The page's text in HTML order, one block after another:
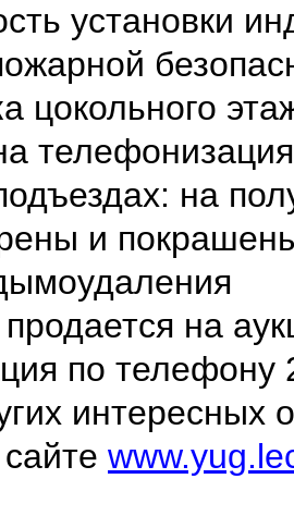
установки
цокольного
на
и
на
по телефону
интересных